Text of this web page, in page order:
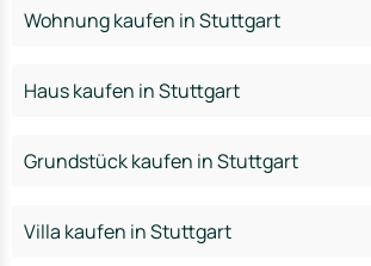
Wohnung kaufen in Stuttgart
Haus kaufen in Stuttgart
Grundstück kaufen in Stuttgart
Villa kaufen in Stuttgart